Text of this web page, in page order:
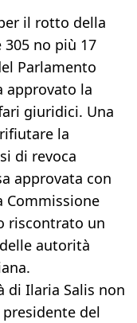
il rotto della
no più 17
Parlamento
approvato la
giuridici. Una
la
di revoca
approvata con
Commissione
riscontrato un
autorità
di Ilaria Salis non
del